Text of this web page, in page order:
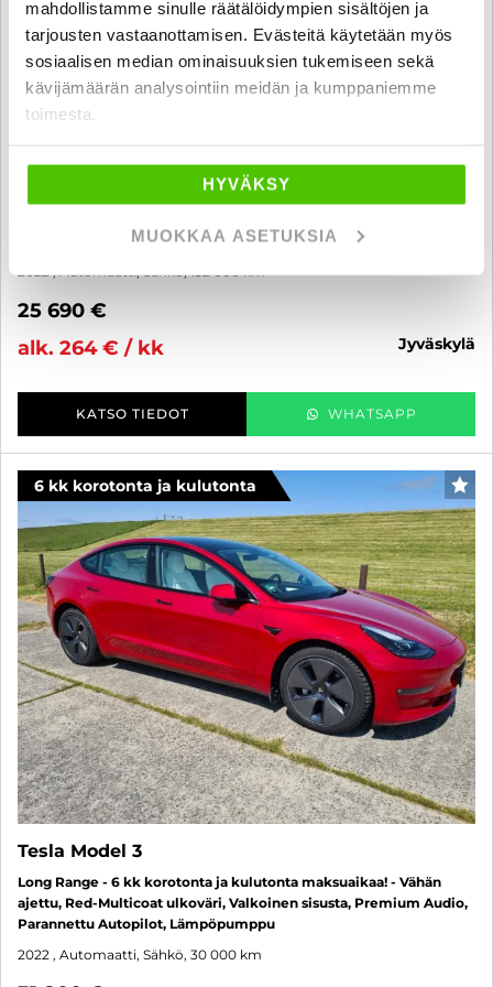
mahdollistamme sinulle räätälöidympien sisältöjen ja
tarjousten vastaanottamisen. Evästeitä käytetään myös
sosiaalisen median ominaisuuksien tukemiseen sekä
kävijämäärän analysointiin meidän ja kumppaniemme
toimesta.
HYVÄKSY
MUOKKAA ASETUKSIA
Lämpöpumppu, 20'' Uberturbine, Autopilot, Premium Sound
2022 , Automaatti, Sähkö, 132 000 km
25 690 €
alk. 264 € / kk
jyväskylä
KATSO TIEDOT WHATSAPP
6 kk korotonta ja kulutonta
Tesla Model 3
Long Range - 6 kk korotonta ja kulutonta maksuaikaa! - Vähän
ajettu, Red-Multicoat ulkoväri, Valkoinen sisusta, Premium Audio,
Parannettu Autopilot, Lämpöpumppu
2022 , Automaatti, Sähkö, 30 000 km